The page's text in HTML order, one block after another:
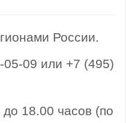
России.
09 или +7 (495)
18.00 часов (по